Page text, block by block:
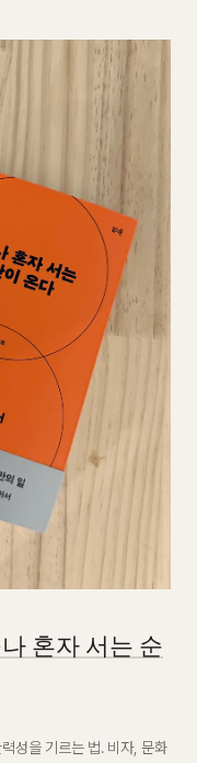
혼자 서는 순
성을 기르는 법. 비자, 문화